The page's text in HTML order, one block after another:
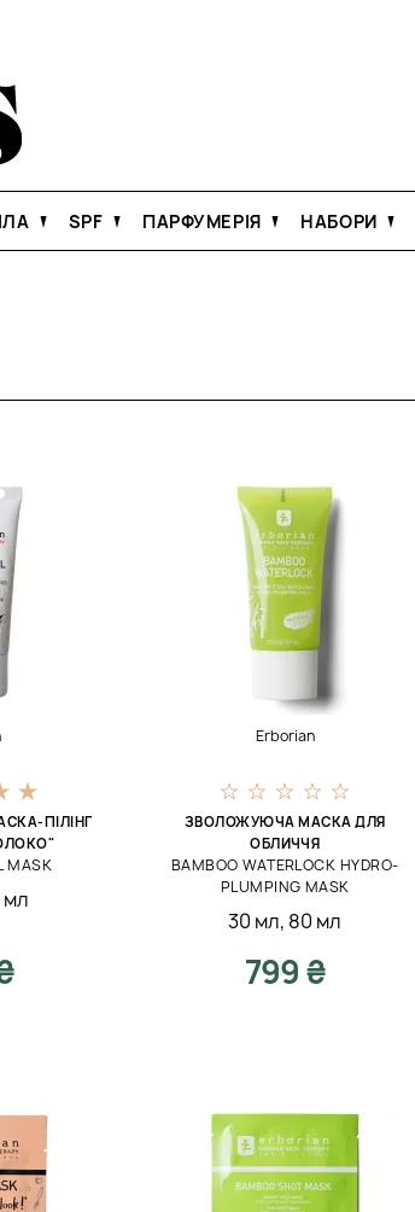
SPF ПАРФУМЕРІЯ НАБОРИ
ПІЛІНГ
MASK
мл
Erborian
ЗВОЛОЖУЮЧА МАСКА ДЛЯ
ОБЛИЧЧЯ
BAMBOO WATERLOCK HYDRO-
PLUMPING MASK
30 мл, 80 мл
799 ₴